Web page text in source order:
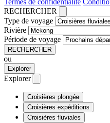
RECHERCHER
Type de voyage
Rivière
Période de voyage
RECHERCHER
ou
Explorer
Explorer
Croisières plongée
Croisières expéditions
Croisières fluviales